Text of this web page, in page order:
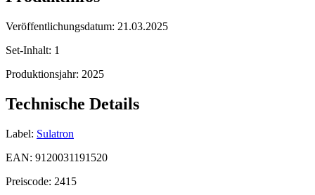
Veröffentlichungsdatum: 21.03.2025
Set-Inhalt: 1
Produktionsjahr: 2025
Technische Details
Label: Sulatron
EAN: 9120031191520
Preiscode: 2415